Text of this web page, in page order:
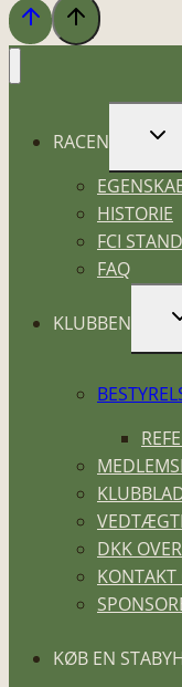
RACEN
HISTORIE
FCI
FAQ
KLUBBEN
DKK
KONTAKT
KØB EN